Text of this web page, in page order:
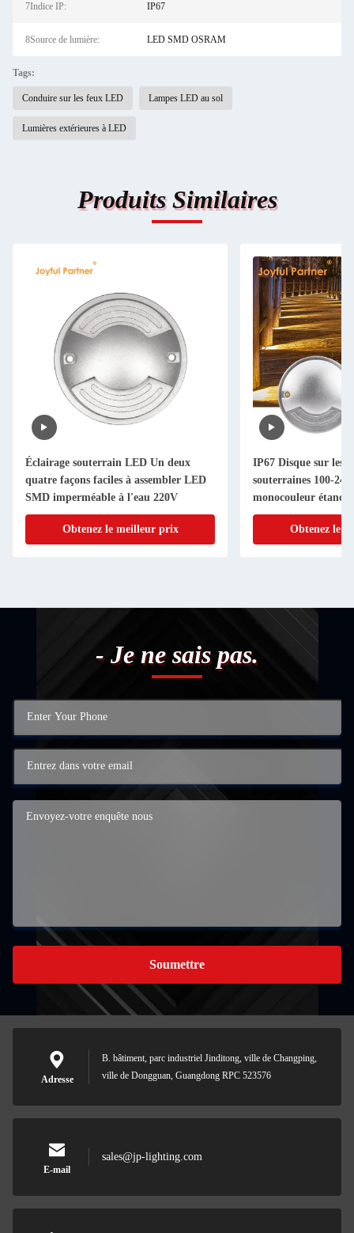
7Indice IP: IP67
8Source de lumière: LED SMD OSRAM
Tags:
Conduire sur les feux LED Lampes LED au sol
Lumières extérieures à LED
Produits Similaires
Éclairage souterrain LED Un deux
quatre façons faciles à assembler LED
SMD imperméable à l'eau 220V
Obtenez le meilleur prix
IP67 Disque sur les
souterraines 100-
monocouleur
arrière en plastique
Obtenez le
- Je ne sais pas.
Soumettre
Adresse
B. bâtiment, parc industriel Jinditong, ville de Changping,
ville de Dongguan, Guangdong RPC 523576
E-mail
sales@jp-lighting.com